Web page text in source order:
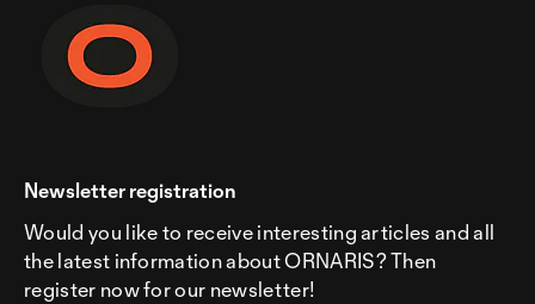
Newsletter registration
Would you like to receive interesting articles and all
the latest information about ORNARIS? Then
register now for our newsletter!